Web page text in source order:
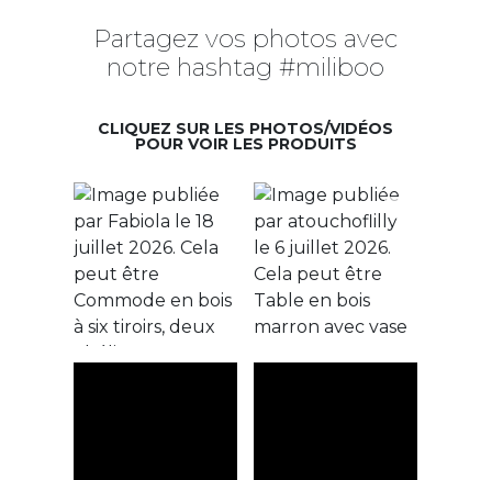
Partagez vos photos avec
notre hashtag #miliboo
CLIQUEZ SUR LES PHOTOS/VIDÉOS
POUR VOIR LES PRODUITS